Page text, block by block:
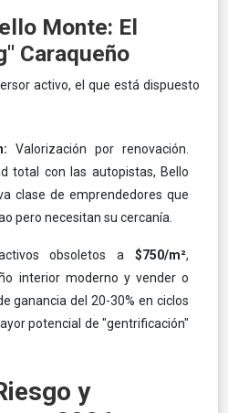
Monte: El
Caraqueño
activo, el que está dispuesto
Valorización por renovación.
total con las autopistas, Bello
clase de emprendedores que
pero necesitan su cercanía.
obsoletos a $750/m²,
interior moderno y vender o
ganancia del 20-30% en ciclos
potencial de "gentrificación"
y